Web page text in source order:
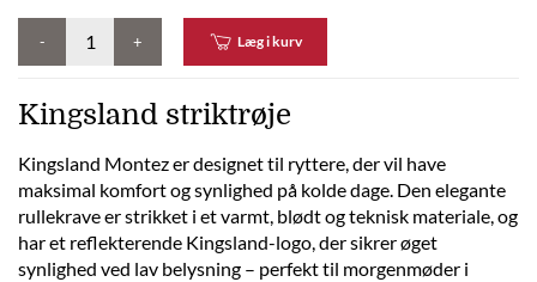
- + Læg i kurv
Kingsland striktrøje
Kingsland Montez er designet til ryttere, der vil have
maksimal komfort og synlighed på kolde dage. Den elegante
rullekrave er strikket i et varmt, blødt og teknisk materiale, og
har et reflekterende Kingsland-logo, der sikrer øget
synlighed ved lav belysning – perfekt til morgenmøder i